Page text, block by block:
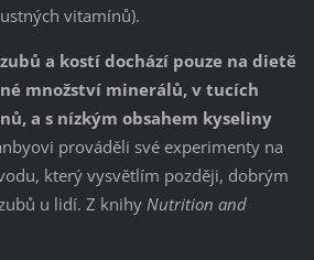
vitamínů).
a kostí dochází pouze na dietě
množství minerálů, v tucích
a s nízkým obsahem kyseliny
prováděli své experimenty na
který vysvětlím později, dobrým
u lidí. Z knihy Nutrition and